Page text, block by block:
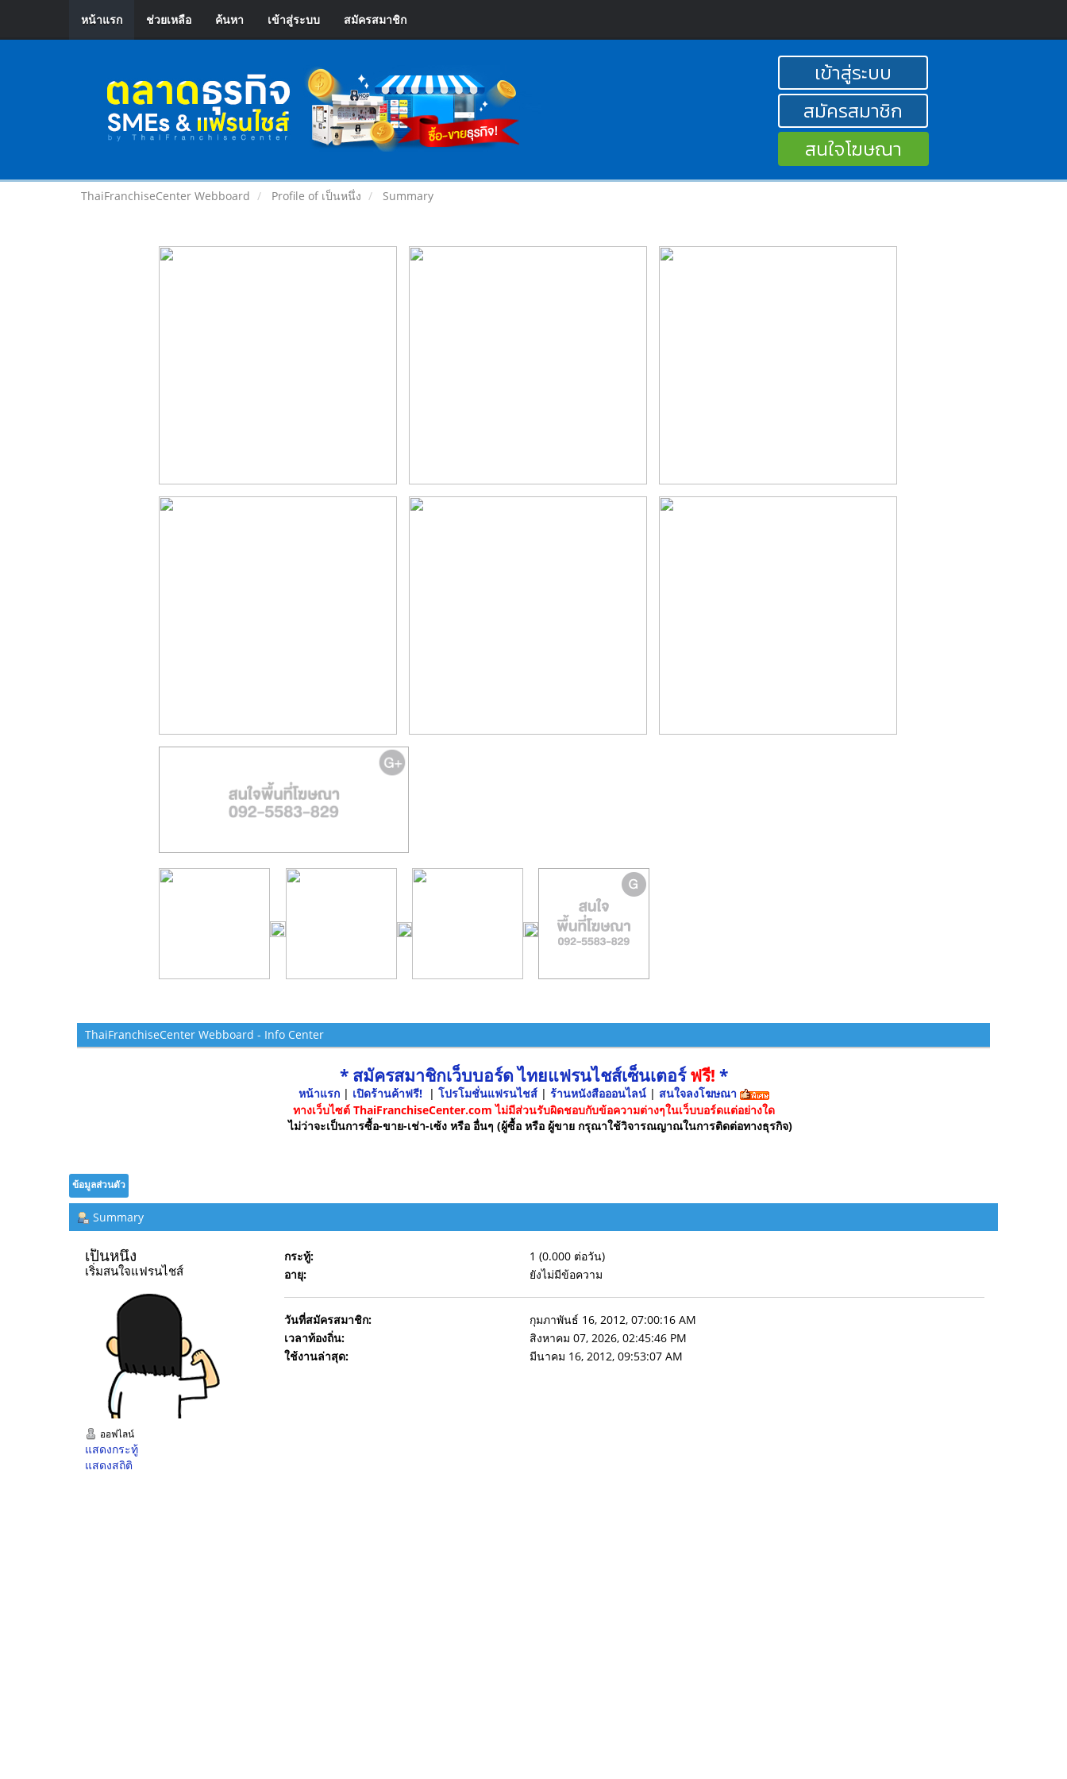
หน้าแรก ช่วยเหลือ ค้นหา เข้าสู่ระบบ สมัครสมาชิก
เข้าสู่ระบบ
สมัครสมาชิก
สนใจโฆษณา
ThaiFranchiseCenter Webboard Profile of เป็นหนึ่ง Summary
ThaiFranchiseCenter Webboard - Info Center
* สมัครสมาชิกเว็บบอร์ด ไทยแฟรนไชส์เซ็นเตอร์ฟรี! *
หน้าแรก| เปิดร้านค้าฟรี! | โปรโมชั่นแฟรนไชส์ | ร้านหนังสือออนไลน์ | สนใจลงโฆษณา
ทางเว็บไซต์ ThaiFranchiseCenter.com ไม่มีส่วนรับผิดชอบกับข้อความต่างๆในเว็บบอร์ดแต่อย่างใด
ไม่ว่าจะเป็นการซื้อ-ขาย-เช่า-เซ้ง หรือ อื่นๆ (ผู้ซื้อ หรือ ผู้ขาย กรุณาใช้วิจารณญาณในการติดต่อทางธุรกิจ)
ข้อมูลส่วนตัว
Summary
เป็นหนึ่ง
เริ่มสนใจแฟรนไชส์
ออฟไลน์
แสดงกระทู้
แสดงสถิติ
กระทู้:
1 (0.000 ต่อวัน)
อายุ:
ยังไม่มีข้อความ
วันที่สมัครสมาชิก:
กุมภาพันธ์ 16, 2012, 07:00:16 AM
เวลาท้องถิ่น:
สิงหาคม 07, 2026, 02:45:46 PM
ใช้งานล่าสุด:
มีนาคม 16, 2012, 09:53:07 AM